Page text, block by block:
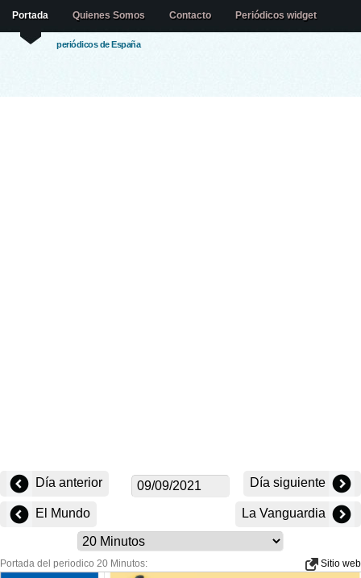
periódicos de España
Portada Quienes Somos Contacto Periódicos widget
Día anterior Día siguiente
El Mundo La Vanguardia
Portada del periodico 20 Minutos: Sitio web